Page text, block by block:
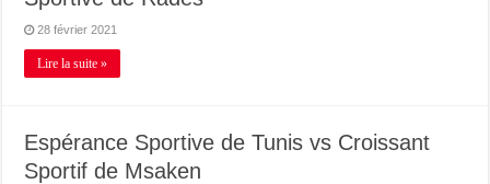
28 février 2021
Lire la suite »
Espérance Sportive de Tunis vs Croissant
Sportif de Msaken